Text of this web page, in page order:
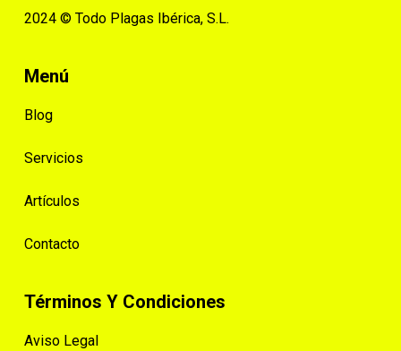
2024 © Todo Plagas Ibérica, S.L.
Menú
Blog
Servicios
Artículos
Contacto
Términos Y Condiciones
Aviso Legal